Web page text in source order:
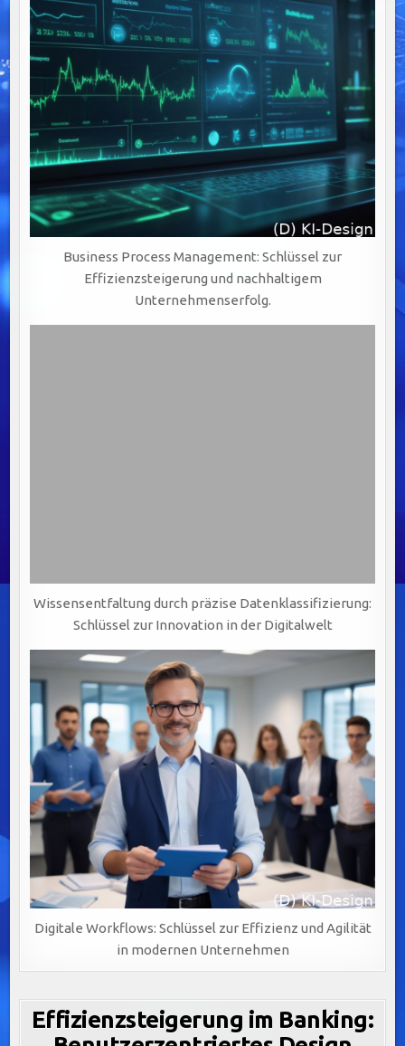
Business Process Management: Schlüssel zur
Effizienzsteigerung und nachhaltigem
Unternehmenserfolg.
Wissensentfaltung durch präzise Datenklassifizierung:
Schlüssel zur Innovation in der Digitalwelt
Digitale Workflows: Schlüssel zur Effizienz und Agilität
in modernen Unternehmen
Effizienzsteigerung im Banking: